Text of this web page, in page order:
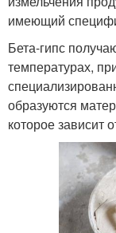
имеющий
Бета-гипс
температурах,
образуются
которое зависит